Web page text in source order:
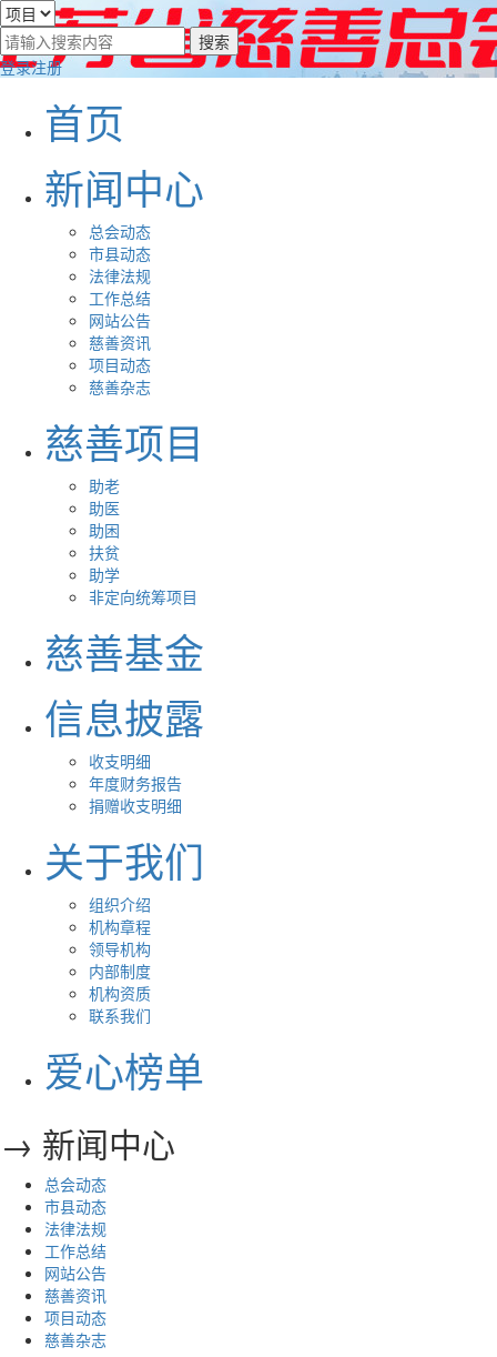
登录注册
首页
新闻中心
总会动态
市县动态
法律法规
工作总结
网站公告
慈善资讯
项目动态
慈善杂志
慈善项目
助老
助医
助困
扶贫
助学
非定向统筹项目
慈善基金
信息披露
收支明细
年度财务报告
捐赠收支明细
关于我们
组织介绍
机构章程
领导机构
内部制度
机构资质
联系我们
爱心榜单
→ 新闻中心
总会动态
市县动态
法律法规
工作总结
网站公告
慈善资讯
项目动态
慈善杂志